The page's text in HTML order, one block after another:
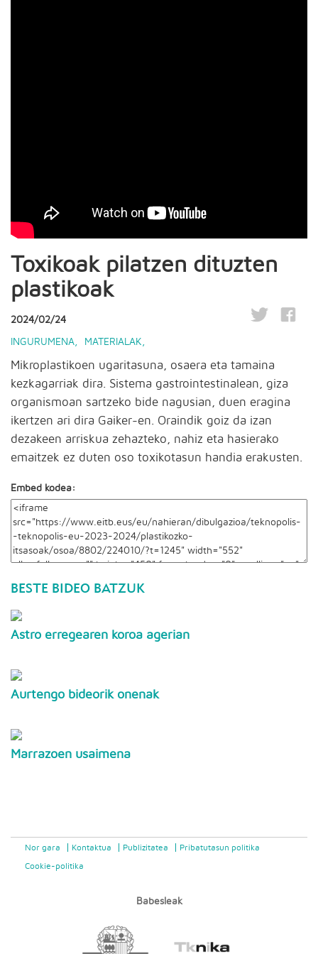
Toxikoak pilatzen dituzten
plastikoak
2024/02/24
INGURUMENA MATERIALAK
Mikroplastikoen ugaritasuna, osaera eta tamaina
kezkagarriak dira. Sistema gastrointestinalean, giza
organismoan sartzeko bide nagusian, duen eragina
ikertzen ari dira Gaiker-en. Oraindik goiz da izan
dezakeen arriskua zehazteko, nahiz eta hasierako
emaitzek ez duten oso toxikotasun handia erakusten.
Embed kodea:
BESTE BIDEO BATZUK
Astro erregearen koroa agerian
Aurtengo bideorik onenak
Marrazoen usaimena
Nor gara Kontaktua Publizitatea Pribatutasun politika
Cookie-politika
Babesleak